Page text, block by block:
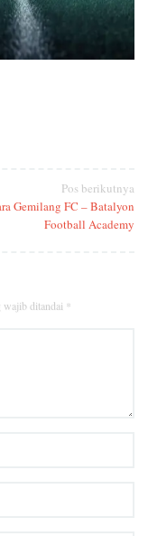
Pos berikutnya
Gemilang FC – Batalyon
Football Academy
wajib ditandai *